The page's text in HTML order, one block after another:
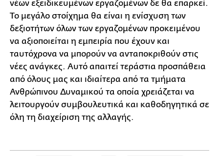
νέων εξειδικευμένων εργαζομένων δε θα επαρκεί.
Το μεγάλο στοίχημα θα είναι η ενίσχυση των
δεξιοτήτων όλων των εργαζομένων προκειμένου
να αξιοποιείται η εμπειρία που έχουν και
ταυτόχρονα να μπορούν να ανταποκριθούν στις
νέες ανάγκες. Αυτό απαιτεί τεράστια προσπάθεια
από όλους μας και ιδιαίτερα από τα τμήματα
Ανθρώπινου Δυναμικού τα οποία χρειάζεται να
λειτουργούν συμβουλευτικά και καθοδηγητικά σε
όλη τη διαχείριση της αλλαγής.